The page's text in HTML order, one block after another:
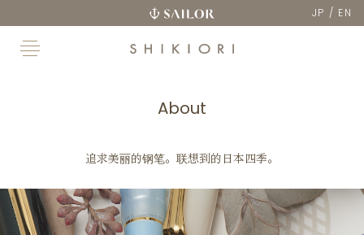
JP / EN
About
追求美丽的钢笔。联想到的日本四季。